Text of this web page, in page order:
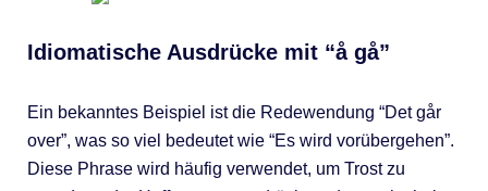
Idiomatische Ausdrücke mit “å gå”
Ein bekanntes Beispiel ist die Redewendung “Det går
over”, was so viel bedeutet wie “Es wird vorübergehen”.
Diese Phrase wird häufig verwendet, um Trost zu